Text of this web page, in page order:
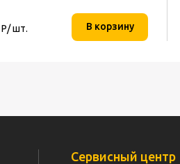
Р/ шт. В корзину
Сервисный центр